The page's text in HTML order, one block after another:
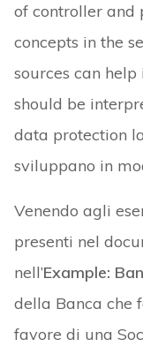
of controller and
concepts in the
sources can
should be
data protection
sviluppano in
Venendo agli
presenti nel
nell’Example:
della Banca che
favore di una